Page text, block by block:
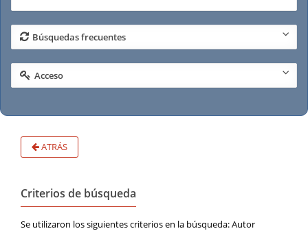
Búsquedas frecuentes
Acceso
ATRÁS
Criterios de búsqueda
Se utilizaron los siguientes criterios en la búsqueda: Autor